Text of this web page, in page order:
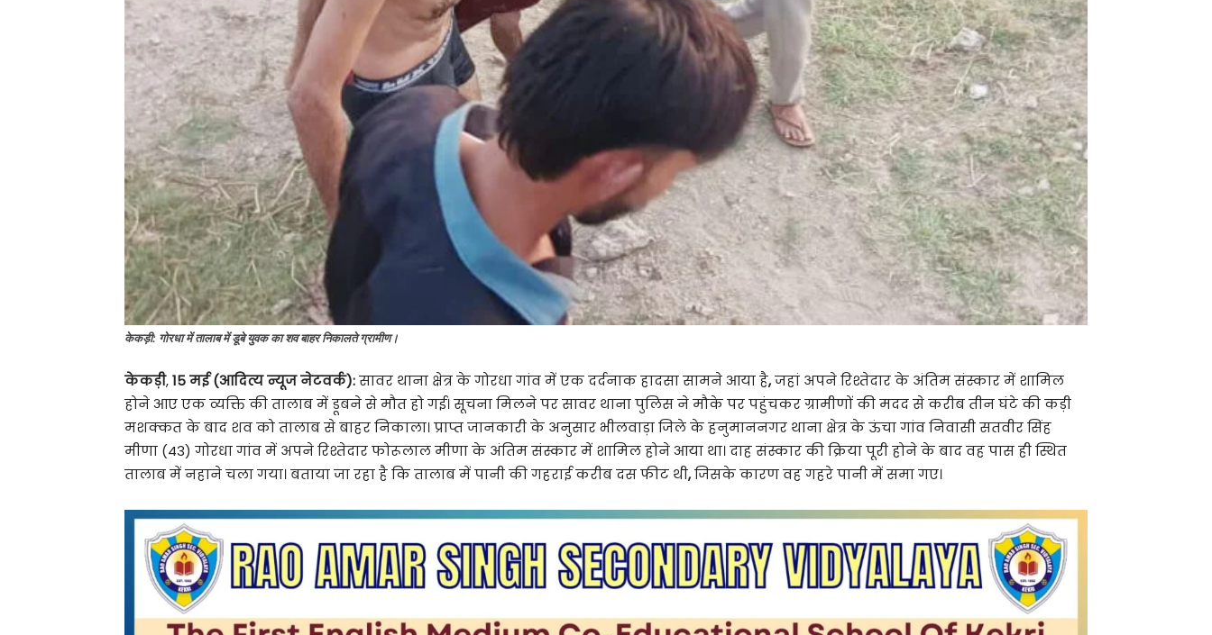
केकड़ी: गोरधा में तालाब में डूबे युवक का शव बाहर निकालते ग्रामीण।
केकड़ी,15 मई (आदित्य न्यूज नेटवर्क):सावर थाना क्षेत्र के गोरधा गांव में एक दर्दनाक हादसा सामने आया है,जहां अपने रिश्तेदार के अंतिम संस्कार में शामिल
होने आए एक व्यक्ति की तालाब में डूबने से मौत हो गई। सूचना मिलने पर सावर थाना पुलिस ने मौके पर पहुंचकर ग्रामीणों की मदद से करीब तीन घंटे की कड़ी
मशक्कत के बाद शव को तालाब से बाहर निकाला। प्राप्त जानकारी के अनुसार भीलवाड़ा जिले के हनुमाननगर थाना क्षेत्र के ऊंचा गांव निवासी सतवीर सिंह
मीणा (43) गोरधा गांव में अपने रिश्तेदार फोरूलाल मीणा के अंतिम संस्कार में शामिल होने आया था। दाह संस्कार की क्रिया पूरी होने के बाद वह पास ही स्थित
तालाब में नहाने चला गया। बताया जा रहा है कि तालाब में पानी की गहराई करीब दस फीट थी,जिसके कारण वह गहरे पानी में समा गए।